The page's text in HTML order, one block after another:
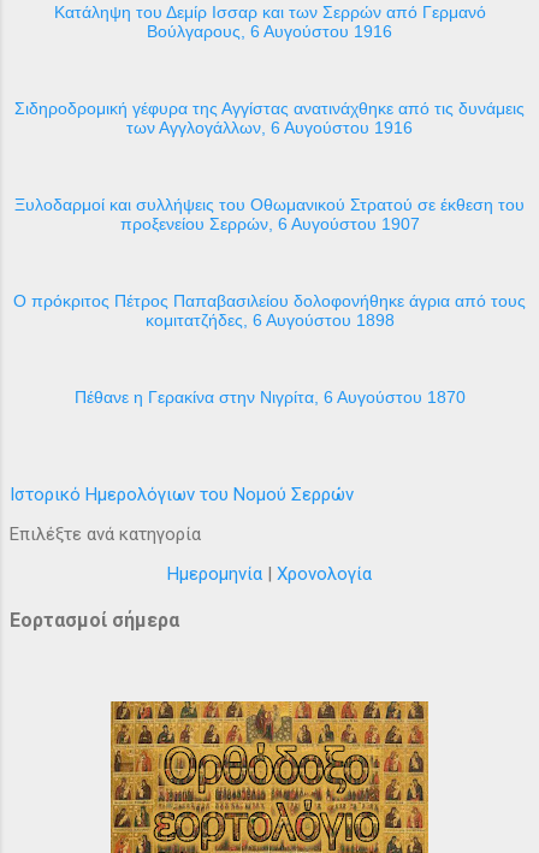
Κατάληψη του Δεμίρ Ισσαρ και των Σερρών από Γερμανό
Βούλγαρους, 6 Αυγούστου 1916
Σιδηροδρομική γέφυρα της Αγγίστας ανατινάχθηκε από τις δυνάμεις
των Αγγλογάλλων, 6 Αυγούστου 1916
Ξυλοδαρμοί και συλλήψεις του Οθωμανικού Στρατού σε έκθεση του
προξενείου Σερρών, 6 Αυγούστου 1907
Ο πρόκριτος Πέτρος Παπαβασιλείου δολοφονήθηκε άγρια από τους
κομιτατζήδες, 6 Αυγούστου 1898
Πέθανε η Γερακίνα στην Νιγρίτα, 6 Αυγούστου 1870
Ιστορικό Ημερολόγιων του Νομού Σερρών
Επιλέξτε ανά κατηγορία
Ημερομηνία | Χρονολογία
Εορτασμοί σήμερα